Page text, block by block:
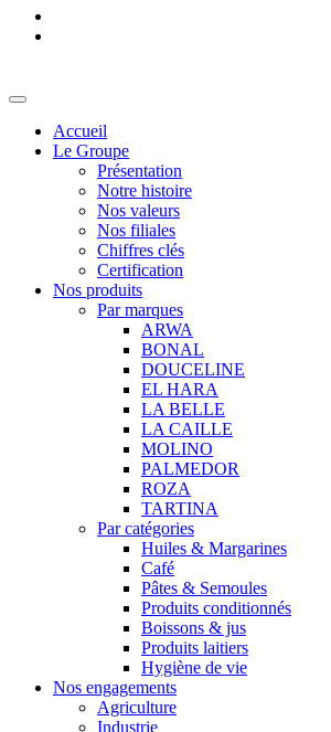
Accueil
Le Groupe
Présentation
Notre histoire
Nos valeurs
Nos filiales
Chiffres clés
Certification
Nos produits
Par marques
ARWA
BONAL
DOUCELINE
EL HARA
LA BELLE
LA CAILLE
MOLINO
PALMEDOR
ROZA
TARTINA
Par catégories
Huiles & Margarines
Café
Pâtes & Semoules
Produits conditionnés
Boissons & jus
Produits laitiers
Hygiène de vie
Nos engagements
Agriculture
Industrie